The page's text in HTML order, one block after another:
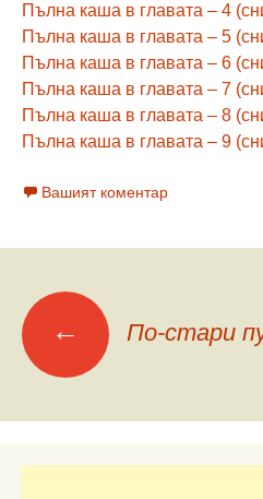
Пълна каша в главата – 4
Пълна каша в главата – 5
Пълна каша в главата – 6
Пълна каша в главата – 7
Пълна каша в главата – 8
Пълна каша в главата – 9
Вашият коментар
Меню
на
← По-стари